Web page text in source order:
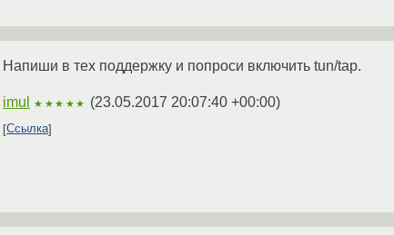
Напиши в тех поддержку и попроси включить tun/tap.
imul ★★★★★ (23.05.2017 20:07:40 +00:00)
Ссылка